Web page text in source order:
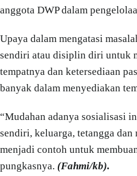
anggota DWP dalam
Upaya dalam mengatasi
sendiri atau disiplin diri untuk
tempatnya dan ketersediaan
banyak dalam menyediakan
“Mudahan adanya sosialisasi
sendiri, keluarga, tetangga dan
menjadi contoh untuk
pungkasnya. (Fahmi/kb).